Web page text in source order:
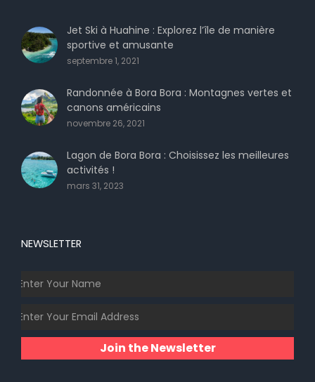
Jet Ski à Huahine : Explorez l’île de manière
sportive et amusante
septembre 1, 2021
Randonnée à Bora Bora : Montagnes vertes et
canons américains
novembre 26, 2021
Lagon de Bora Bora : Choisissez les meilleures
activités !
mars 31, 2023
NEWSLETTER
Join the Newsletter